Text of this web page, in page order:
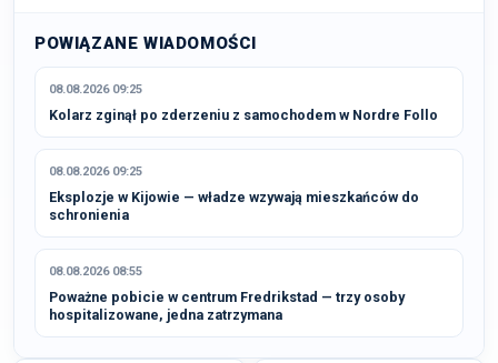
POWIĄZANE WIADOMOŚCI
08.08.2026 09:25
Kolarz zginął po zderzeniu z samochodem w Nordre Follo
08.08.2026 09:25
Eksplozje w Kijowie — władze wzywają mieszkańców do
schronienia
08.08.2026 08:55
Poważne pobicie w centrum Fredrikstad — trzy osoby
hospitalizowane, jedna zatrzymana